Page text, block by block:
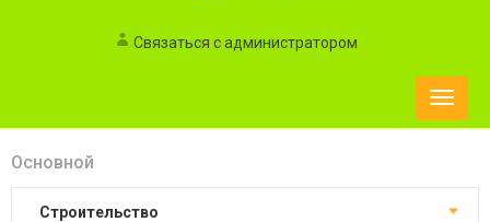
Связаться с администратором
Toggle
Основной
строительство